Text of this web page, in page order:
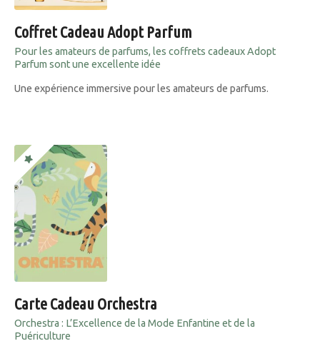
Coffret Cadeau Adopt Parfum
Pour les amateurs de parfums, les coffrets cadeaux Adopt
Parfum sont une excellente idée
Une expérience immersive pour les amateurs de parfums.
Carte Cadeau Orchestra
Orchestra : L’Excellence de la Mode Enfantine et de la
Puériculture